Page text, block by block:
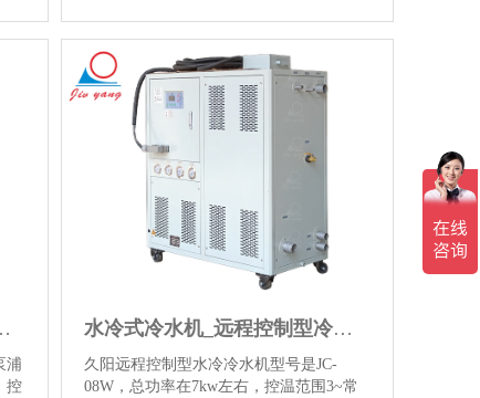
情
业，点击查看15HP水冷式冷水机图片和更
多详情信息。…【详情】
水机供应
浦
控
水冷式冷水机_远程控制型冷水机
久阳远程控制型水冷冷水机型号是JC-
08W，总功率在7kw左右，控温范围3~常